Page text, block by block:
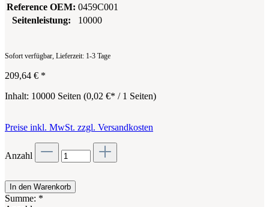
Reference OEM: 0459C001
Seitenleistung:
10000
Sofort verfügbar, Lieferzeit: 1-3 Tage
209,64 € *
Inhalt: 10000 Seiten (0,02 €* / 1 Seiten)
Preise inkl. MwSt. zzgl. Versandkosten
Anzahl
In den Warenkorb
Summe: *